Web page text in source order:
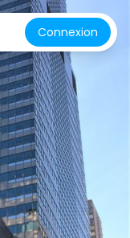
Connexion